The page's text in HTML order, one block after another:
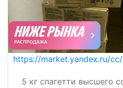
https://market.yandex.ru/
5 кг спагетти высшего